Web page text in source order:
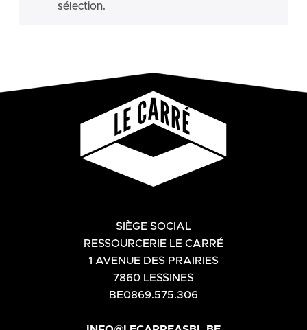
sélection.
SIÈGE SOCIAL
RESSOURCERIE LE CARRÉ
1 AVENUE DES PRAIRIES
7860 LESSINES
BE0869.575.306